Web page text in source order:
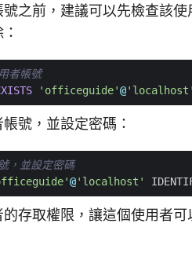
之前，建議可以先檢查該
'officeguide'@'localhost'
號，並設定密碼：
@'localhost'
存取權限，讓這個使用者可